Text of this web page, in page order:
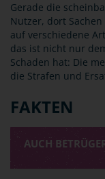
Gerade die
Nutzer, dort
auf verschiedene
das ist nicht nur
Schaden hat: Die
die Strafen und
FAKTEN
AUCH